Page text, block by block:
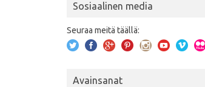
Sosiaalinen media
Seuraa meitä täällä:
Avainsanat